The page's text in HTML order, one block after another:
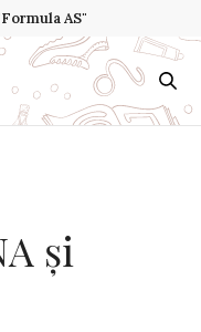
AS"
și